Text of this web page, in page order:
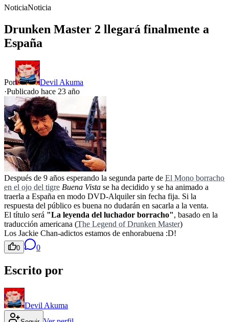
NoticiaNoticia
Drunken Master 2 llegará finalmente a
España
Por
Devil Akuma
·Publicado hace 23 año
Después de 9 años esperando la segunda parte de El Mono borracho
en el ojo del tigre Buena Vista se ha decidido y se ha animado a
traerla a España en modo DVD-Alquiler sin fecha fija. Si la
respuesta del público es buena no dudarán en sacarla a la venta.
El título será "La leyenda del luchador borracho", basado en la
traducción americana (The Legend of Drunken Master)
Los Jackie Chan-adictos estamos de enhorabuena :D!
0 0
Escrito por
Devil Akuma